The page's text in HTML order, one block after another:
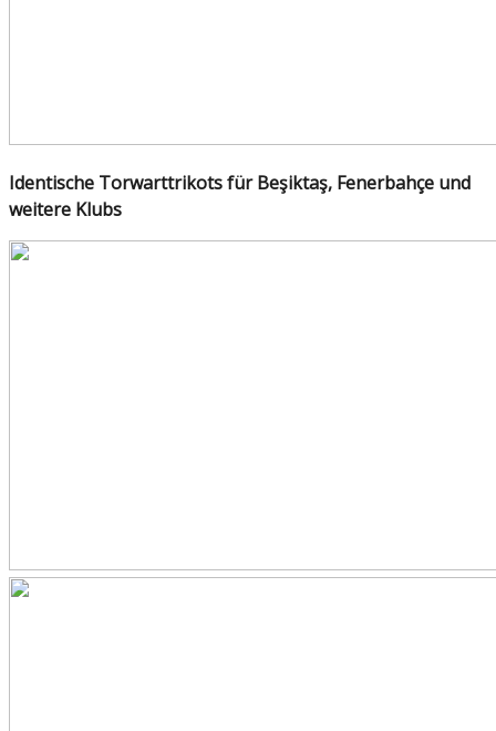
Identische Torwarttrikots für Beşiktaş, Fenerbahçe und
weitere Klubs